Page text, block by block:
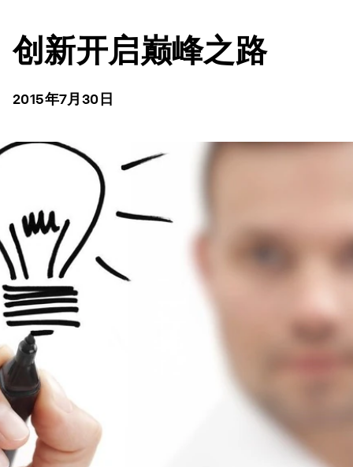
创新开启巅峰之路
2015年7月30日